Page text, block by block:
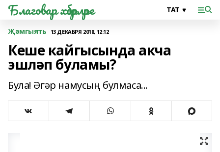
Благовар хәбәрләре
Җәмгыять 13 ДЕКАБРЯ 2018, 12:12
Кеше кайгысында акча
эшләп буламы?
Була! Әгәр намусың булмаса...